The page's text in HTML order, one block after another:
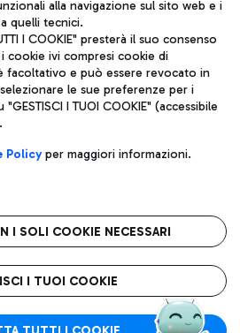
per raggiungere l'aeroporto
pensieri con il servizio di taxi a
una pausa gustosa in aeroporto
Società soggetta a direzione e
S.p.A.
Imprese di Roma 13032990155 P.
int. vers.
Racchetti 1 - 00054 Fiumicino (RM)
Note legali
Roma FCO
stellato
alla navigazione sul sito web e i
quelli tecnici.
I COOKIE" presterà il suo consenso
cookie ivi compresi cookie di
facoltativo e può essere revocato in
le sue preferenze per i
I TUOI COOKIE" (accessibile
Policyper maggiori informazioni.
I SOLI COOKIE NECESSARI
I TUOI COOKIE